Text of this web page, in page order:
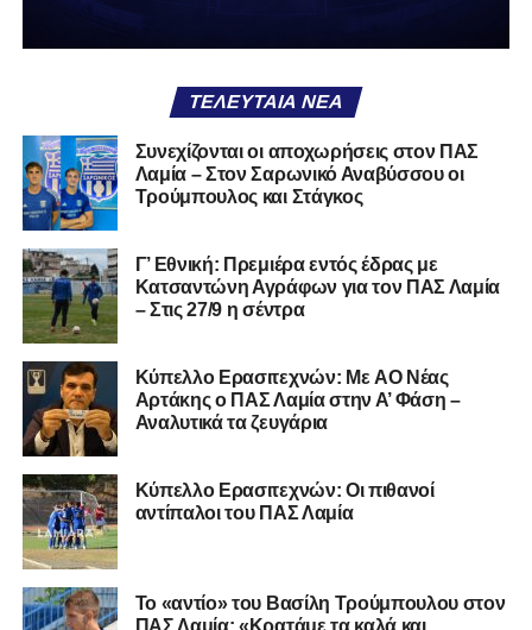
Δείτε αυτή τη δημοσίευση στο Instagram.
Η δημοσίευση κοινοποιήθηκε από το χρήστη Lamiara.gr (@lamiara.gr)
Ακολουθήστε το
μαθαίνετε πρώτοι τα κυανόλευκα νέα στην Ελλάδα και τον
υπόλοιπο κόσμο. Ακολουθήστε το lamiara.gr στο
Facebook, στο
μαθαίνετε σε χρόνο dt όλα τα νέα.
ΤΕΛΕΥΤΑΊΑ ΝΈΑ
Συνεχίζονται οι αποχωρήσεις στον ΠΑΣ
Λαμία – Στον Σαρωνικό Αναβύσσου οι
Τρούμπουλος και Στάγκος
Γ’ Εθνική: Πρεμιέρα εντός έδρας με
Κατσαντώνη Αγράφων για τον ΠΑΣ Λαμία
– Στις 27/9 η σέντρα
Kύπελλο Ερασιτεχνών: Με AO Nέας
Αρτάκης ο ΠΑΣ Λαμία στην Α’ Φάση –
Αναλυτικά τα ζευγάρια
Κύπελλο Ερασιτεχνών: Οι πιθανοί
αντίπαλοι του ΠΑΣ Λαμία
Το «αντίο» του Βασίλη Τρούμπουλου στον
ΠΑΣ Λαμία: «Κρατάμε τα καλά και